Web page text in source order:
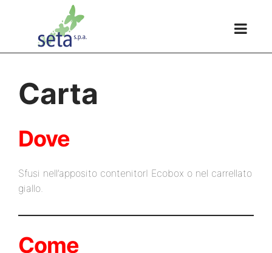
Carta
Dove
Sfusi nell’apposito contenitorI Ecobox o nel carrellato
giallo.
Come